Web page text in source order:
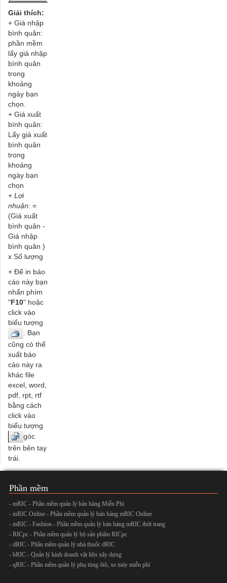
Giải thích:
+ Giá nhập
bình quân:
phần mềm
lấy giá nhập
bình quân
trong
khoảng
ngày bạn
chọn.
+ Giá xuất
bình quân:
Lấy giá xuất
bình quân
trong
khoảng
ngày bạn
chọn
+ Lợi
nhuận: =
(Giá xuất
bình quân -
Giá nhập
bình quân )
x Số lượng
+ Để in báo
cáo này bạn
nhấn phím
"F10" hoặc
click vào
biểu tượng
. Bạn
cũng có thể
xuất báo
cáo này ra
khác file
excel, word,
pdf, rpt, rtf
bằng cách
click vào
biểu tượng
góc
trên bên tay
trái.
Phần mềm
- mRIC - Phần mềm quản lý bán hàng Miễn Phí
- mRIC Online - Phần mềm quản lý bán hàng mRIC Online
- mRIC - Fashion - Phần mềm quản lý bán hàng mRIC thời trang
- RICpc - Phần mềm quản lý bộ sản phẩm RICpc
- dRIC - Phần mềm quản lý nhà thuốc dRIC
- bRIC - Quản lý kinh doanh vật liệu xây dựng
- qRIC - Phần mềm quản lý phụ tùng ôtô, xe máy miễn phí